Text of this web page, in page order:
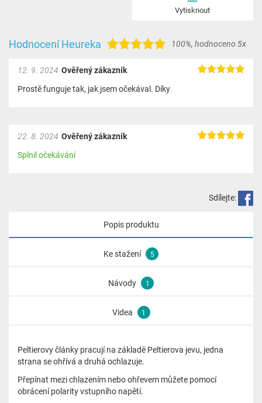
Vytisknout
Hodnocení Heureka 100%, hodnoceno 5x
Ověřený zákazník
12. 9. 2024
Prostě funguje tak, jak jsem očekával. Díky
Ověřený zákazník
22. 8. 2024
Splnil očekávání
Sdílejte:
Popis produktu
Ke stažení 5
Návody 1
Videa 1
Peltierovy články pracují na základě Peltierova jevu, jedna
strana se ohřívá a druhá ochlazuje.
Přepínat mezi chlazením nebo ohřevem můžete pomocí
obrácení polarity vstupního napětí.